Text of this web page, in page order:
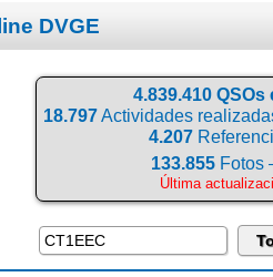
DVGE
4.839.410
18.797Actividades
4.207
133.855 Fotos
Última